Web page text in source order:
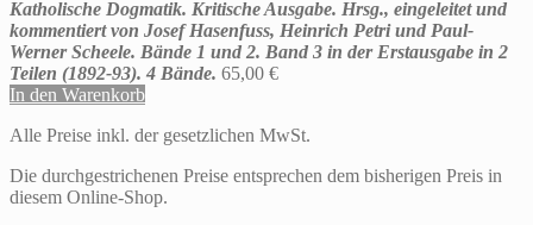
Katholische Dogmatik. Kritische Ausgabe. Hrsg., eingeleitet und
kommentiert von Josef Hasenfuss, Heinrich Petri und Paul-
Werner Scheele. Bände 1 und 2. Band 3 in der Erstausgabe in 2
Teilen (1892-93). 4 Bände. 65,00 €
In den Warenkorb
Alle Preise inkl. der gesetzlichen MwSt.
Die durchgestrichenen Preise entsprechen dem bisherigen Preis in
diesem Online-Shop.